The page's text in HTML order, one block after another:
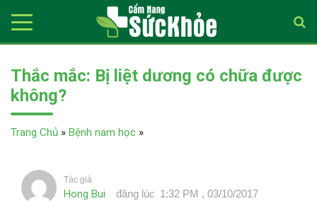
Thắc mắc: Bị liệt dương có chữa được
không?
Trang Chủ » Bệnh nam học »
Tác giả
Hong Bui đăng lúc 1:32 PM , 03/10/2017